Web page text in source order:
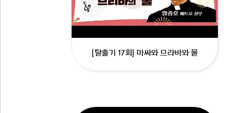
[탈출기 17회] 마싸와 므라바와 물